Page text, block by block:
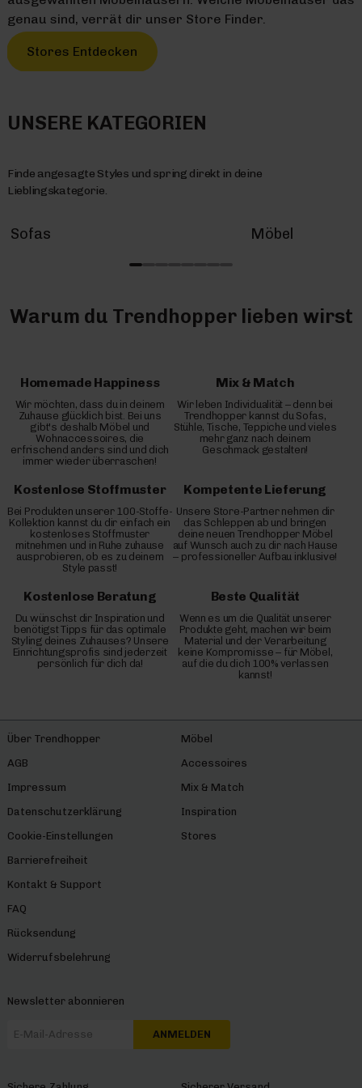
genau sind, verrät dir unser Store Finder.
Stores Entdecken
UNSERE KATEGORIEN
Finde angesagte Styles und spring direkt in deine
Lieblingskategorie.
Sofas Möbel
Warum du Trendhopper lieben wirst
Homemade Happiness
Wir möchten, dass du in deinem
Zuhause glücklich bist. Bei uns
gibt's deshalb Möbel und
Wohnaccessoires, die
erfrischend anders sind und dich
immer wieder überraschen!
Mix & Match
Wir leben Individualität – denn bei
Trendhopper kannst du Sofas,
Stühle, Tische, Teppiche und vieles
mehr ganz nach deinem
Geschmack gestalten!
Kostenlose Stoffmuster
Bei Produkten unserer 100-Stoffe-
Kollektion kannst du dir einfach ein
kostenloses Stoffmuster
mitnehmen und in Ruhe zuhause
ausprobieren, ob es zu deinem
Style passt!
Kompetente Lieferung
Unsere Store-Partner nehmen dir
das Schleppen ab und bringen
deine neuen Trendhopper Möbel
auf Wunsch auch zu dir nach Hause
– professioneller Aufbau inklusive!
Kostenlose Beratung
Du wünschst dir Inspiration und
benötigst Tipps für das optimale
Styling deines Zuhauses? Unsere
Einrichtungsprofis sind jederzeit
persönlich für dich da!
Beste Qualität
Wenn es um die Qualität unserer
Produkte geht, machen wir beim
Material und der Verarbeitung
keine Kompromisse – für Möbel,
auf die du dich 100% verlassen
kannst!
Über Trendhopper
AGB
Impressum
Datenschutzerklärung
Cookie-Einstellungen
Barrierefreiheit
Kontakt & Support
FAQ
Rücksendung
Widerrufsbelehrung
Möbel
Accessoires
Mix & Match
Inspiration
Stores
Newsletter abonnieren
ANMELDEN